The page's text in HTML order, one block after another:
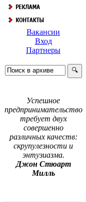
Вакансии
Вход
Партнеры
Успешное
предпринимательство
требует двух
совершенно
различных качеств:
скрупулезности и
энтузиазма.
Джон Стюарт
Милль